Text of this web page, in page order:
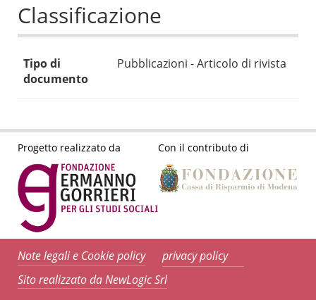
Classificazione
Tipo di
documento
Pubblicazioni - Articolo di rivista
Progetto realizzato da Con il contributo di
Note legali e Cookie policy
privacy policy
Sito realizzato da NewLogic Srl